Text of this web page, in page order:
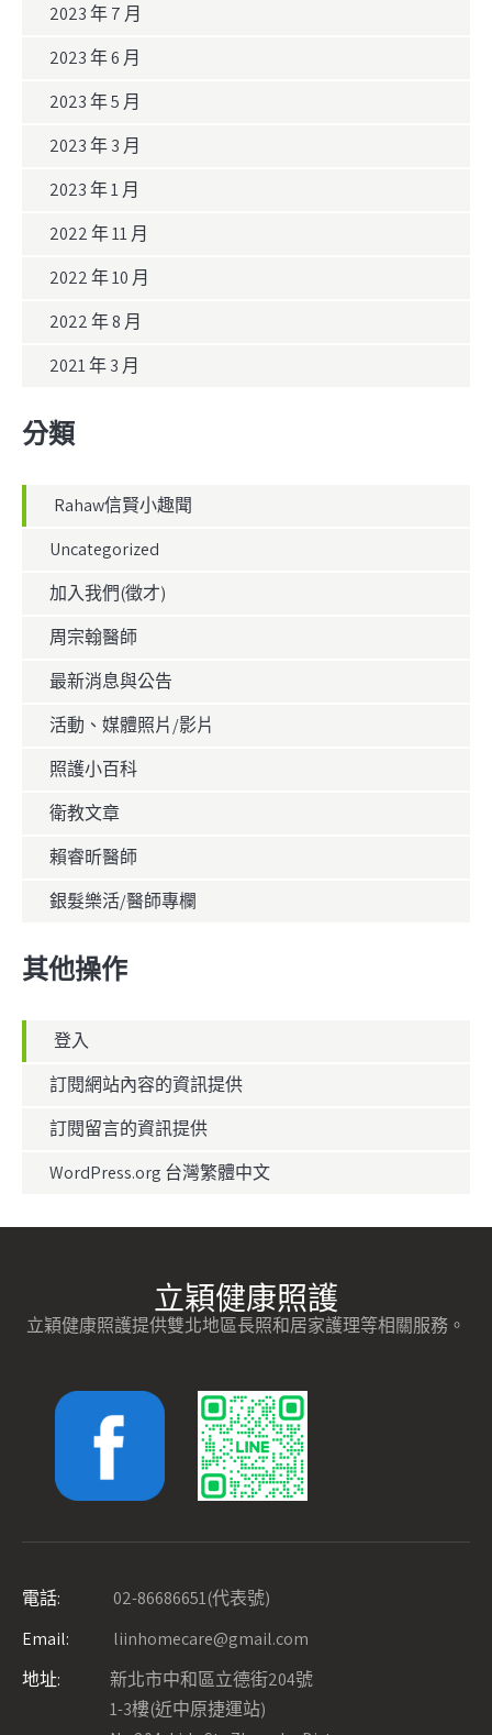
2023 年 7 月
2023 年 6 月
2023 年 5 月
2023 年 3 月
2023 年 1 月
2022 年 11 月
2022 年 10 月
2022 年 8 月
2021 年 3 月
分類
Rahaw信賢小趣聞
Uncategorized
加入我們(徵才)
周宗翰醫師
最新消息與公告
活動、媒體照片/影片
照護小百科
衛教文章
賴睿昕醫師
銀髮樂活/醫師專欄
其他操作
登入
訂閱網站內容的資訊提供
訂閱留言的資訊提供
WordPress.org 台灣繁體中文
立穎健康照護
立穎健康照護提供雙北地區長照和居家護理等相關服務。
電話:
02-86686651(代表號)
Email:
liinhomecare@gmail.com
地址:
新北市中和區立德街204號
1-3樓(近中原捷運站)